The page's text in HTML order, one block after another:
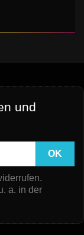
und
a. in der